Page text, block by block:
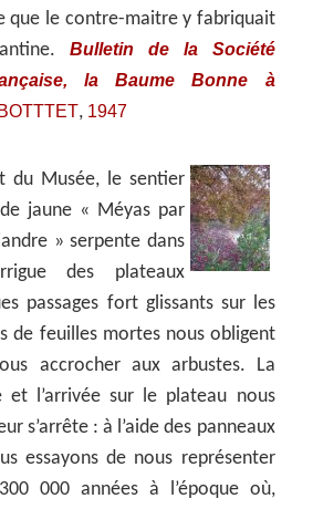
que le contre-maitre y fabriquait
Bulletin de la Société
la Baume Bonne à
, 1947
du Musée, le sentier
jaune « Méyas par
» serpente dans
des plateaux
passages fort glissants sur les
de feuilles mortes nous obligent
accrocher aux arbustes. La
et l’arrivée sur le plateau nous
s’arrête : à l’aide des panneaux
essayons de nous représenter
000 années à l’époque où,